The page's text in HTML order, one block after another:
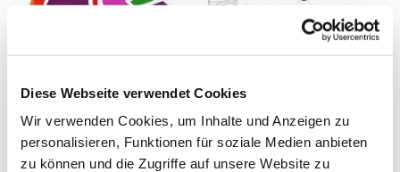
Diese Webseite verwendet Cookies
Wir verwenden Cookies, um Inhalte und Anzeigen zu
personalisieren, Funktionen für soziale Medien anbieten
zu können und die Zugriffe auf unsere Website zu